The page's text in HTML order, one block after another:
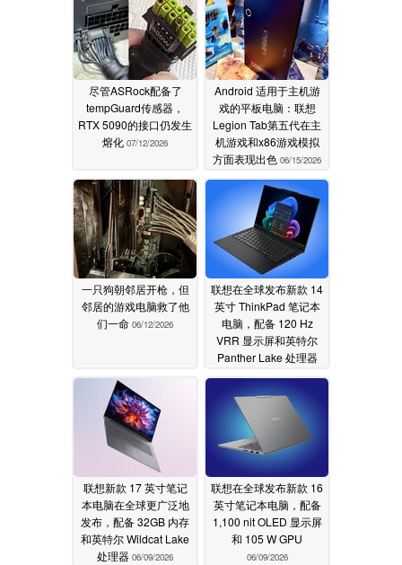
尽管ASRock配备了
tempGuard传感器，
RTX 5090的接口仍发生
熔化 07/12/2026
Android 适用于主机游
戏的平板电脑：联想
Legion Tab第五代在主
机游戏和x86游戏模拟
方面表现出色 06/15/2026
一只狗朝邻居开枪，但
邻居的游戏电脑救了他
们一命 06/12/2026
联想在全球发布新款 14
英寸 ThinkPad 笔记本
电脑，配备 120 Hz
VRR 显示屏和英特尔
Panther Lake 处理器
06/09/2026
联想新款 17 英寸笔记
本电脑在全球更广泛地
发布，配备 32GB 内存
和英特尔 Wildcat Lake
处理器 06/09/2026
联想在全球发布新款 16
英寸笔记本电脑，配备
1,100 nit OLED 显示屏
和 105 W GPU
06/09/2026